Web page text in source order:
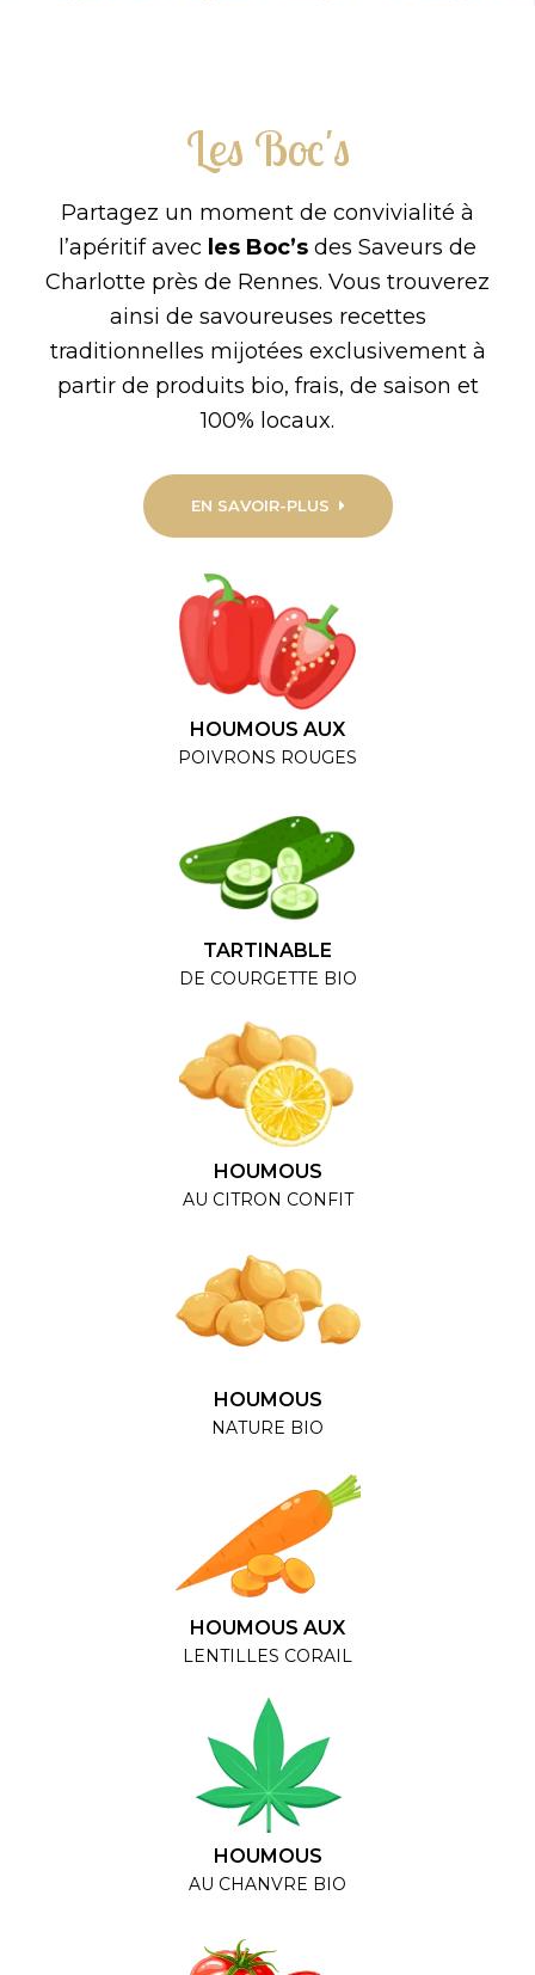
Les Boc's
Partagez un moment de convivialité à
l’apéritif avec les Boc’s des Saveurs de
Charlotte près de Rennes. Vous trouverez
ainsi de savoureuses recettes
traditionnelles mijotées exclusivement à
partir de produits bio, frais, de saison et
100% locaux.
EN SAVOIR-PLUS
HOUMOUS AUX
POIVRONS ROUGES
TARTINABLE
DE COURGETTE BIO
HOUMOUS
AU CITRON CONFIT
HOUMOUS
NATURE BIO
HOUMOUS AUX
LENTILLES CORAIL
HOUMOUS
AU CHANVRE BIO